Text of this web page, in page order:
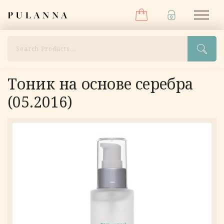
Меню
Тоник на основе серебра
(05.2016)